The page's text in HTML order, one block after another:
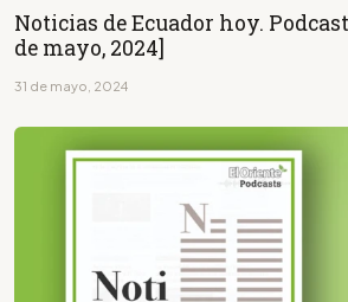
Noticias de Ecuador hoy.
de mayo, 2024]
31 de mayo, 2024